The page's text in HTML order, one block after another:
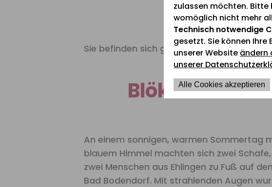
zulassen möchten. Bitte
womöglich nicht mehr
Technisch notwendige
gesetzt. Sie können
unserer Website ändern
unserer
Alle Cookies akzeptieren
Sie befinden sich gerade hier:Aktuelles
Blökender
An einem sonnigen, warmen Sommertag
blauem Himmel machten sich zwei
zwei Menschen aus Ehlingen zu Fuß auf
Bad Bodendorf. Mit strahlenden Augen